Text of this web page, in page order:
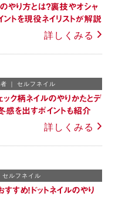
やり方とは？裏技やオシャ
ントを現役ネイリストが解説
詳しくみる
セルフネイル
ック柄ネイルのやりかたとデ
感を出すポイントも紹介
詳しくみる
セルフネイル
すめ！ドットネイルのやり